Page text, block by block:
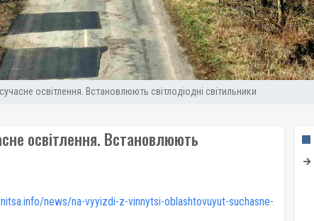
освітлення. Встановлюють світлодіодні світильники
освітлення. Встановлюють
news/na-vyyizdi-z-vinnytsi-oblashtovuyut-suchasne-